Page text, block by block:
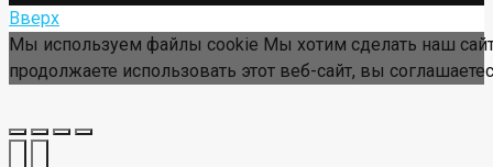
Вверх
Мы используем файлы cookie Мы хотим сделать наш
продолжаете использовать этот веб-сайт, вы